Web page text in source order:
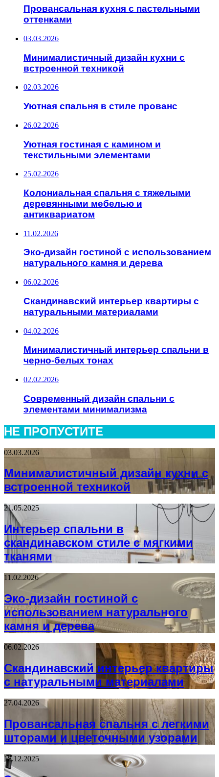
Провансальная кухня с пастельными
оттенками
03.03.2026
Минималистичный дизайн кухни с
встроенной техникой
02.03.2026
Уютная спальня в стиле прованс
26.02.2026
Уютная гостиная с камином и
текстильными элементами
25.02.2026
Колониальная спальня с тяжелыми
деревянными мебелью и
антиквариатом
11.02.2026
Эко-дизайн гостиной с использованием
натурального камня и дерева
06.02.2026
Скандинавский интерьер квартиры с
натуральными материалами
04.02.2026
Минималистичный интерьер спальни в
черно-белых тонах
02.02.2026
Современный дизайн спальни с
элементами минимализма
НЕ ПРОПУСТИТЕ
03.03.2026
Минималистичный дизайн кухни с
встроенной техникой
21.05.2025
Интерьер спальни в
скандинавском стиле с мягкими
тканями
11.02.2026
Эко-дизайн гостиной с
использованием натурального
камня и дерева
06.02.2026
Скандинавский интерьер квартиры
с натуральными материалами
27.04.2026
Провансальная спальня с легкими
шторами и цветочными узорами
18.12.2025